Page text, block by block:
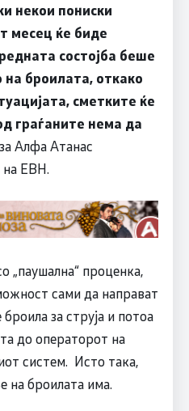
некои пониски
месец ќе биде
состојба беше
броилата, откако
сметките ќе
граѓаните нема да
Алфа Атанас
на ЕВН.
„паушална“ проценка,
сами да направат
за струја и потоа
до операторот на
систем. Исто така,
на броилата има.